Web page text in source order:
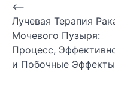
Навигация
по
записям
⟵
Лучевая Терапия
Мочевого Пузыря:
Процесс,
и Побочные Эффекты